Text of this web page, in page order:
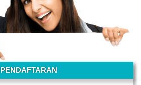
PENDAFTARAN